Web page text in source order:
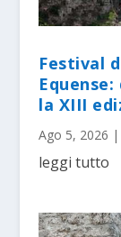
Festival
la XIII
Ago 5, 2026 |
leggi tutto